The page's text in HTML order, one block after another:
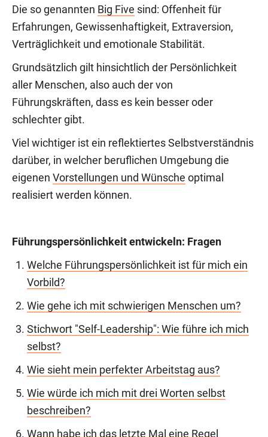
Die so genannten Big Five sind: Offenheit für
Erfahrungen, Gewissenhaftigkeit, Extraversion,
Verträglichkeit und emotionale Stabilität.
Grundsätzlich gilt hinsichtlich der Persönlichkeit
aller Menschen, also auch der von
Führungskräften, dass es kein besser oder
schlechter gibt.
Viel wichtiger ist ein reflektiertes Selbstverständnis
darüber, in welcher beruflichen Umgebung die
eigenen Vorstellungen und Wünsche optimal
realisiert werden können.
Führungspersönlichkeit entwickeln: Fragen
Welche Führungspersönlichkeit ist für mich ein
Vorbild?
Wie gehe ich mit schwierigen Menschen um?
Stichwort "Self-Leadership": Wie führe ich mich
selbst?
Wie sieht mein perfekter Arbeitstag aus?
Wie würde ich mich mit drei Worten selbst
beschreiben?
Wann habe ich das letzte Mal eine Regel